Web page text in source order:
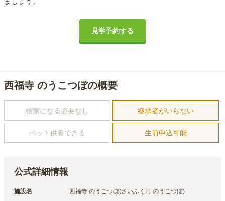
見学予約する
西福寺 のうこつぼの概要
檀家になる必要なし 継承者がいらない
ペット供養できる 生前申込可能
公式詳細情報
施設名 西福寺 のうこつぼ(さいふくじ のうこつぼ)